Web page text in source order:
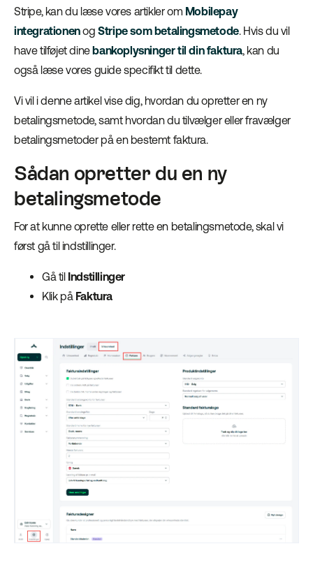
Stripe, kan du læse vores artikler om Mobilepay
integrationenogStripe som betalingsmetode. Hvis du vil
have tilføjet dinebankoplysninger til din faktura, kan du
også læse vores guide specifikt til dette.
Vi vil i denne artikel vise dig, hvordan du opretter en ny
betalingsmetode, samt hvordan du tilvælger eller fravælger
betalingsmetoder på en bestemt faktura.
Sådan opretter du en ny
betalingsmetode
For at kunne oprette eller rette en betalingsmetode, skal vi
først gå til indstillinger.
Gå til Indstillinger
Klik på Faktura